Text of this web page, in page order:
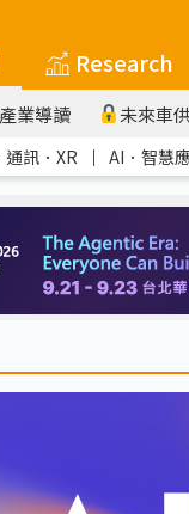
Research
業導讀 未來車
訊．XR ｜ AI．智慧